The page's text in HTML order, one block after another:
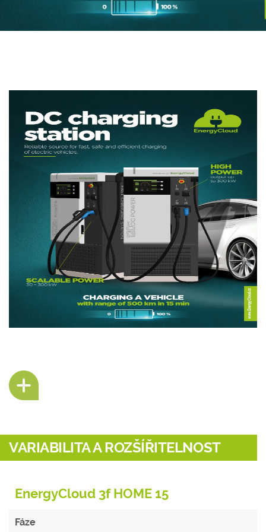
VARIABILITA A ROZŠÍŘITELNOST
EnergyCloud 3f HOME 15
Fáze